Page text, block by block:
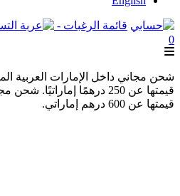
قائمة الرغبات -
0
شحن مجاني داخل الإمارات العربية
قيمتها عن 250 درهمًا
قيمتها عن 600 درهم إماراتي.